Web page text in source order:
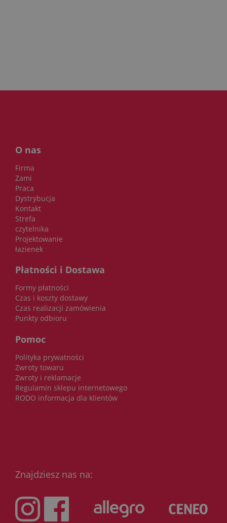
O nas
Firma
Zami
Praca
Dystrybucja
Kontakt
Strefa
czytelnika
Projektowanie
łazienek
Płatności i Dostawa
Formy płatności
Czas i koszty dostawy
Czas realizacji zamówienia
Punkty odbioru
Pomoc
Polityka prywatności
Zwroty towaru
Zwroty i reklamacje
Regulamin sklepu internetowego
RODO informacja dla klientów
Znajdziesz nas na: